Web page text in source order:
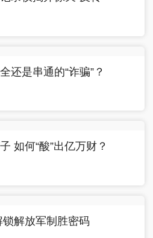
还是串通的“诈骗”？
如何“酸”出亿万财？
解放军制胜密码